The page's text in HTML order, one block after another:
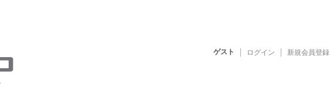
ゲスト ログイン 新規会員登録